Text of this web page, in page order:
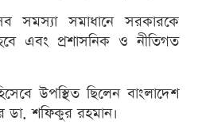
সমাধানে সরকারকে
এবং প্রশাসনিক ও নীতিগত
উপস্থিত ছিলেন বাংলাদেশ
ডা. শফিকুর রহমান।